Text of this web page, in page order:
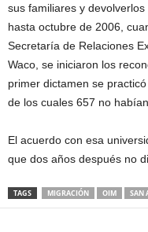
sus familiares y
hasta octubre de 2006,
Secretaría de Relaciones
Waco, se iniciaron los
primer dictamen se
de los cuales 657 no
El acuerdo con esa
que dos años después no
TAGS MIGRACIÓN OIM SAN